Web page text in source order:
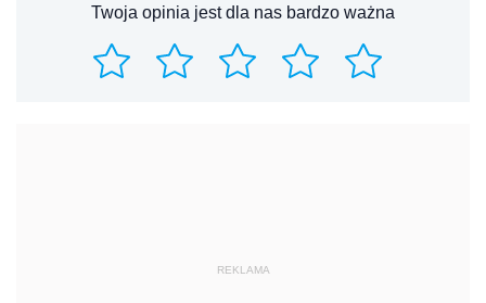
Twoja opinia jest dla nas bardzo ważna
REKLAMA